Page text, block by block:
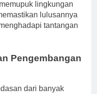
lingkungan
lulusannya
tantangan
Pengembangan
dari banyak